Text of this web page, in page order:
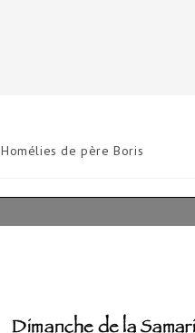
Homélies de père Boris